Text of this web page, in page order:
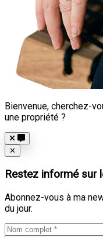
Bienvenue, cherchez-
une propriété ?
Close
✕
Restez informé sur
Abonnez-vous à ma
du jour.